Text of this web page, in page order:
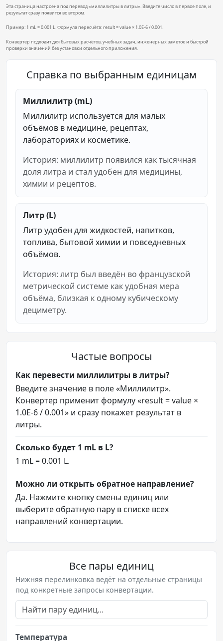
Эта страница настроена под перевод «миллилитры в литры». Введите число в первое поле, и
результат сразу появится во втором.
Пример: 1 mL = 0.001 L. Формула пересчёта: result = value × 1.0E-6 / 0.001.
Конвертер подходит для бытовых расчётов, учебных задач, инженерных заметок и быстрой
проверки значений без установки отдельного приложения.
Справка по выбранным единицам
Миллилитр (mL)
Миллилитр используется для малых
объёмов в медицине, рецептах,
лабораториях и косметике.
История: миллилитр появился как тысячная
доля литра и стал удобен для медицины,
химии и рецептов.
Литр (L)
Литр удобен для жидкостей, напитков,
топлива, бытовой химии и повседневных
объёмов.
История: литр был введён во французской
метрической системе как удобная мера
объёма, близкая к одному кубическому
дециметру.
Частые вопросы
Как перевести миллилитры в литры?
Введите значение в поле «Миллилитр».
Конвертер применит формулу «result = value ×
1.0E-6 / 0.001» и сразу покажет результат в
литры.
Сколько будет 1 mL в L?
1 mL = 0.001 L.
Можно ли открыть обратное направление?
Да. Нажмите кнопку смены единиц или
выберите обратную пару в списке всех
направлений конвертации.
Все пары единиц
Нижняя перелинковка ведёт на отдельные страницы
под конкретные запросы конвертации.
Температура